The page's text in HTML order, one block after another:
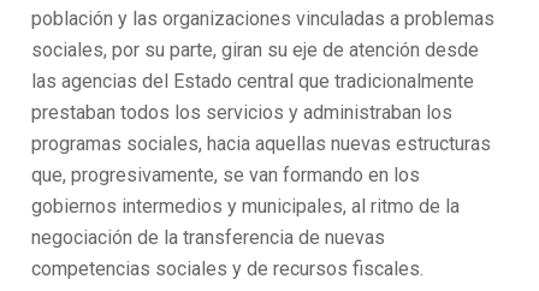
población y las organizaciones vinculadas a problemas
sociales, por su parte, giran su eje de atención desde
las agencias del Estado central que tradicionalmente
prestaban todos los servicios y administraban los
programas sociales, hacia aquellas nuevas estructuras
que, progresivamente, se van formando en los
gobiernos intermedios y municipales, al ritmo de la
negociación de la transferencia de nuevas
competencias sociales y de recursos fiscales.